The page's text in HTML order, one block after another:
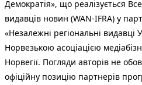
Демократія», що реалізується
видавців новин (WAN-IFRA) у
«Незалежні регіональні видавці
Норвезькою асоціацією
Норвегії. Погляди авторів не
офіційну позицію партнерів